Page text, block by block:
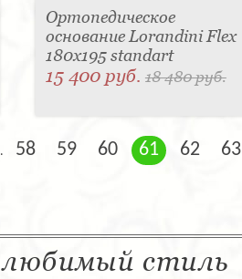
Ортопедическое
основание Lorandini Flex
180x195 standart
15 400 руб. 18 480 руб.
58 59 60 61 62 63
стиль